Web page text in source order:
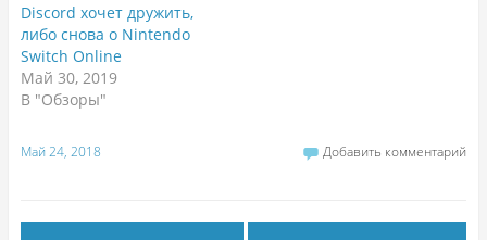
Discord хочет дружить,
либо снова о Nintendo
Switch Online
Май 30, 2019
В "Обзоры"
Май 24, 2018 Добавить комментарий